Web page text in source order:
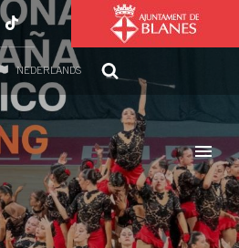
NEDERLANDS